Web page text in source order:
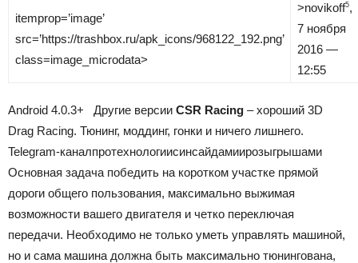
itemprop=’image’
src=’https://trashbox.ru/apk_icons/968122_192.png’
class=image_microdata>
>novikoff5,
7 ноября
2016 —
12:55
Android 4.0.3+ Другие версии CSR Racing – хороший 3D
Drag Racing. Тюнинг, моддинг, гонки и ничего лишнего.
Telegram-каналпротехнологиисинсайдамиирозыгрышами
Основная задача победить на коротком участке прямой
дороги общего пользования, максимально выжимая
возможности вашего двигателя и четко переключая
передачи. Необходимо не только уметь управлять машиной,
но и сама машина должна быть максимально тюнингована,